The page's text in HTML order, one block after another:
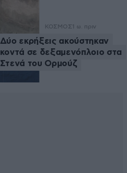
ΚΟΣΜΟΣ 1 ω. πριν
Δύο εκρήξεις ακούστηκαν
κοντά σε δεξαμενόπλοιο στα
Στενά του Ορμούζ